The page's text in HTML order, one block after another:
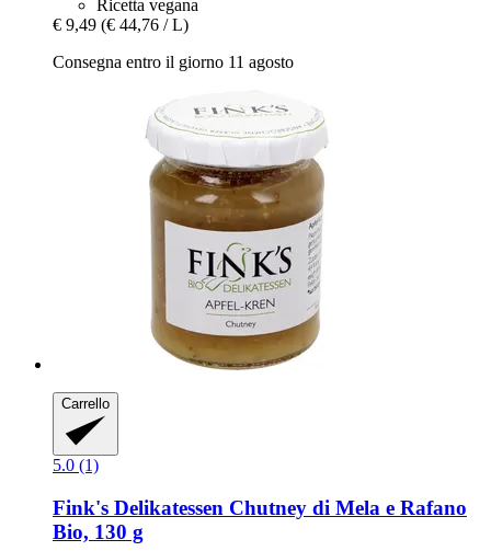
Ricetta vegana
€ 9,49 (€ 44,76 / L)
Consegna entro il giorno 11 agosto
Carrello
5.0 (1)
Fink's Delikatessen Chutney di Mela e Rafano
Bio, 130 g